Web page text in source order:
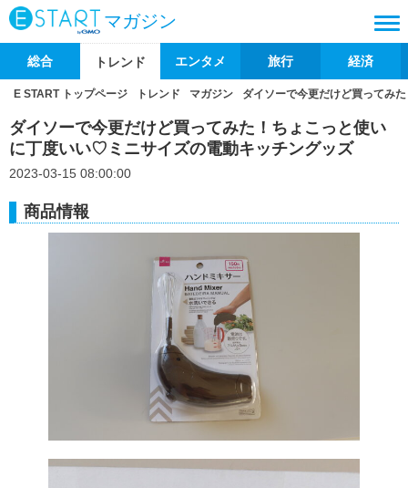
マガジン
総合 トレンド エンタメ 旅行 経済
E START トップページ トレンド マガジン ダイソーで今更だけど買ってみ
ダイソーで今更だけど買ってみた！ちょこっと使い
に丁度いい♡ミニサイズの電動キッチングッズ
2023-03-15 08:00:00
商品情報